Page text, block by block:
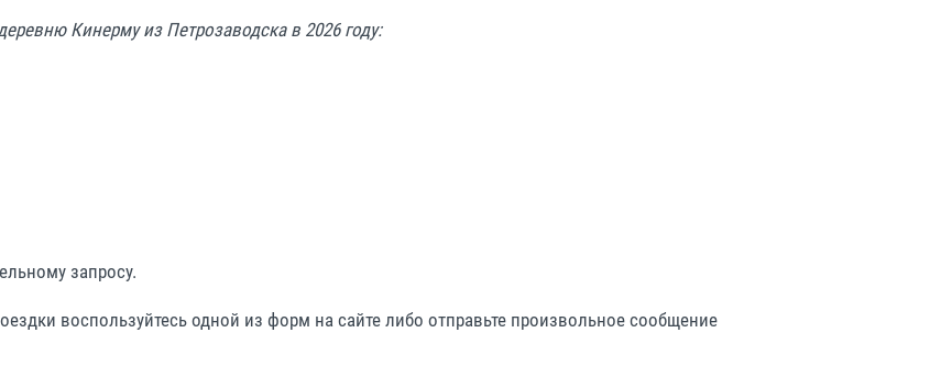
Кинерму из Петрозаводска в 2026 году:
запросу.
воспользуйтесь одной из форм на сайте либо отправьте произвольное сообщение